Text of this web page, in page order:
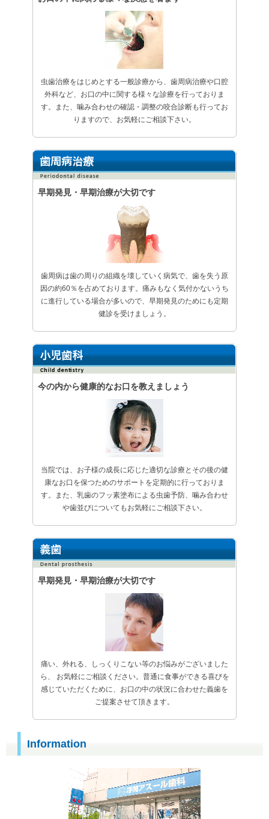
虫歯治療をはじめとする一般診療から、歯周病治療や口腔
外科など、お口の中に関する様々な診療を行っておりま
す。また、噛み合わせの確認・調整の咬合診断も行ってお
りますので、お気軽にご相談下さい。
早期発見・早期治療が大切です
歯周病は歯の周りの組織を壊していく病気で、歯を失う原
因の約60％を占めております。痛みもなく気付かないうち
に進行している場合が多いので、早期発見のためにも定期
健診を受けましょう。
今の内から健康的なお口を教えましょう
当院では、お子様の成長に応じた適切な診療とその後の健
康なお口を保つためのサポートを定期的に行っておりま
す。また、乳歯のフッ素塗布による虫歯予防、噛み合わせ
や歯並びについてもお気軽にご相談下さい。
早期発見・早期治療が大切です
痛い、外れる、しっくりこない等のお悩みがございました
ら、 お気軽にご相談ください。普通に食事ができる喜びを
感じていただくために、お口の中の状況に合わせた義歯を
ご提案させて頂きます。
Information